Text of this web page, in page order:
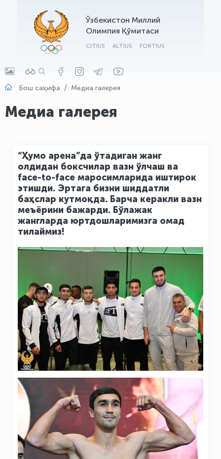
Ўзбекистон Миллий
Олимпия Қўмитаси
CITIUS ALTIUS FORTIUS
Бош саҳифа Медиа галерея
Медиа галерея
“Ҳумо арена”да ўтадиган жанг
олдидан боксчилар вазн ўлчаш ва
face-to-face маросимларида иштирок
этишди. Эртага бизни шиддатли
баҳслар кутмоқда. Барча керакли вазн
меъёрини бажарди. Бўлажак
жангларда юртдошларимизга омад
тилаймиз!
OLYMPCHIK AI - yordamchi
Онлайн · olympic.uz